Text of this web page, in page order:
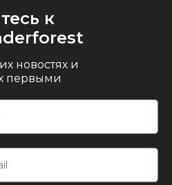
к
новостях и
первыми